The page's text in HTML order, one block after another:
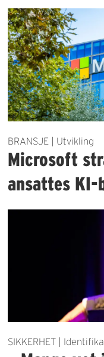
BRANSJE | Utvikling
Microsoft
ansattes KI-
SIKKERHET |